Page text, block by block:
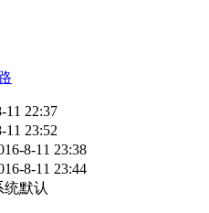
11 22:37
11 23:52
8-11 23:38
8-11 23:44
统默认